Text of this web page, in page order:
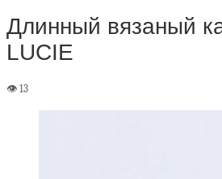
Длинный вязаный
LUCIE